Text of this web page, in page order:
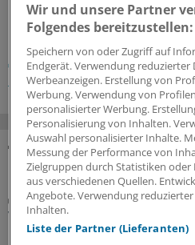
Schlagworte:
Allergien Asthma/COPD
Innere Medizin Dermatologie
MEHR ZUM THEMA
Interview
Vegetarische und vegane
mit Vorerkrankungen
Wir und unsere Partner
Folgendes bereitzustellen:
Speichern von oder Zugriff auf
Endgerät. Verwendung reduzierter
Werbeanzeigen. Erstellung von
Werbung. Verwendung von
personalisierter Werbung.
Personalisierung von Inhalten.
Auswahl personalisierter Inhalte.
Messung der Performance von
Zielgruppen durch Statistiken
aus verschiedenen Quellen.
Angebote. Verwendung
Inhalten.
Liste der Partner (Lieferanten)